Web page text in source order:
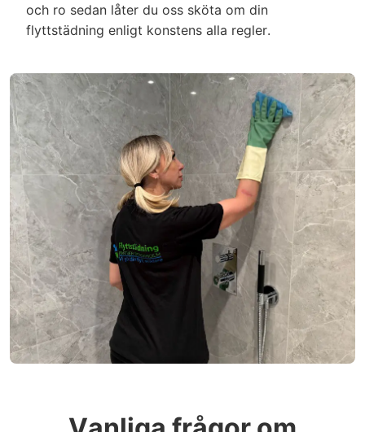
och ro sedan låter du oss sköta om din
flyttstädning enligt konstens alla regler.